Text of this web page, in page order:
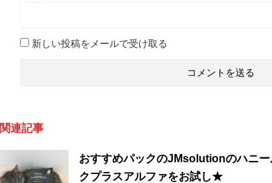
新しい投稿をメールで受け取る
関連記事
おすすめパックのJMsolutionのハニ
クプラスアルファをお試し★